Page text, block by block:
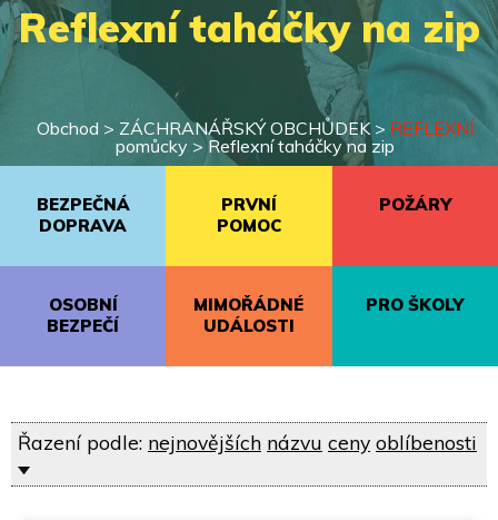
Reflexní taháčky na zip
Obchod > ZÁCHRANÁŘSKÝ OBCHŮDEK> REFLEXNÍ
pomůcky > Reflexní taháčky na zip
BEZPEČNÁ
DOPRAVA
PRVNÍ
POMOC
POŽÁRY
OSOBNÍ
BEZPEČÍ
MIMOŘÁDNÉ
UDÁLOSTI
PRO ŠKOLY
Řazení podle: nejnovějších názvu ceny oblíbenosti